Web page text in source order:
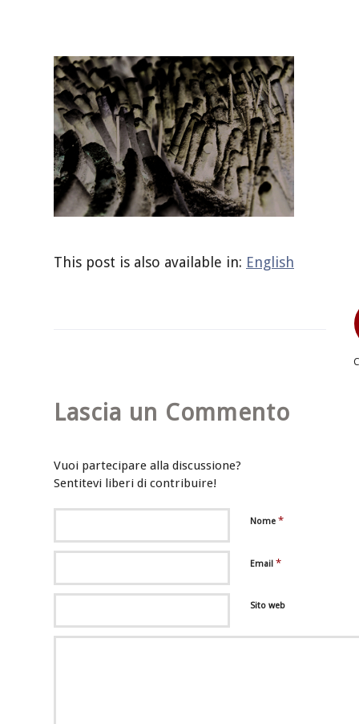
This post is also available in: English
Lascia un Commento
Vuoi partecipare alla discussione?
Sentitevi liberi di contribuire!
Nome *
Email *
Sito web